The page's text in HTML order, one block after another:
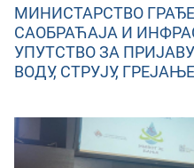
МИНИСТАРСТВО
САОБРАЋАЈА И
УПУТСТВО ЗА
ВОДУ, СТРУЈУ, ГРЕЈАЊЕ